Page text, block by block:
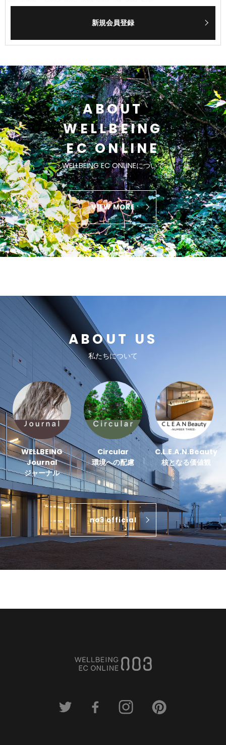
ABOUT
WELLBEING
EC ONLINE
WELLBEING EC ONLINEについて
VIEW MORE
ABOUT US
私たちについて
WELLBEING
Journal
ジャーナル
Circular
環境への配慮
C.L.E.A.N.Beauty
核となる価値観
no3 official